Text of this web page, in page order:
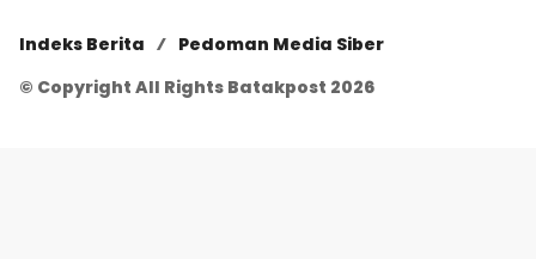
Indeks Berita
Pedoman Media Siber
© Copyright All Rights Batakpost 2026